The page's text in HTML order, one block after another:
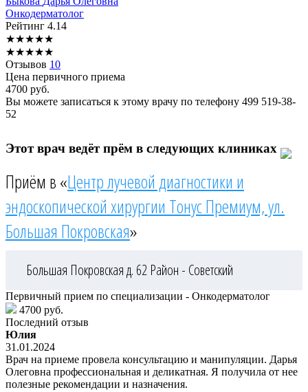
Онкодерматолог
Рейтинг 4.14
★★★★★
★★★★★
Отзывов 10
Цена первичного приема
4700 руб.
Вы можете записаться к этому врачу по телефону 499 519-38-
52
Этот врач ведёт прём в следующих клиниках
Приём в «Центр лучевой диагностики и
эндоскопической хирургии Тонус Премиум, ул.
Большая Покровская»
Большая Покровская д. 62 Район - Советский
Первичный прием по специализации - Онкодерматолог
4700 руб.
Последний отзыв
Юлия
31.01.2024
Врач на приеме провела консультацию и манипуляции. Дарья
Олеговна профессиональная и деликатная. Я получила от нее
полезные рекомендации и назначения.